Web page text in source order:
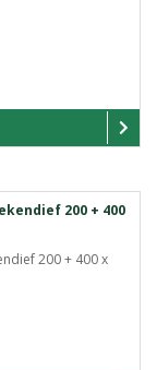
200 + 400
200 + 400 x